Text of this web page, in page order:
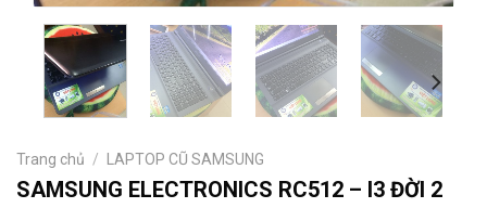
Trang chủ / LAPTOP CŨ SAMSUNG
SAMSUNG ELECTRONICS RC512 – I3 ĐỜI 2